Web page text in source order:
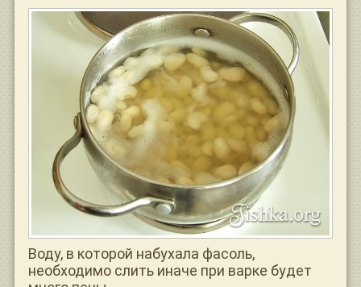
Воду, в которой набухала фасоль,
необходимо слить иначе при варке будет